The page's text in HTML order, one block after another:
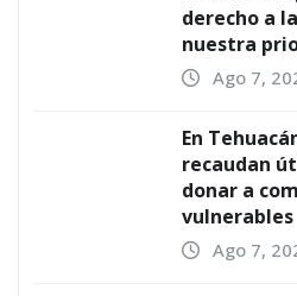
derecho a
nuestra
Ago 7,
En
recaudan
donar a
vulnerables
Ago 7,